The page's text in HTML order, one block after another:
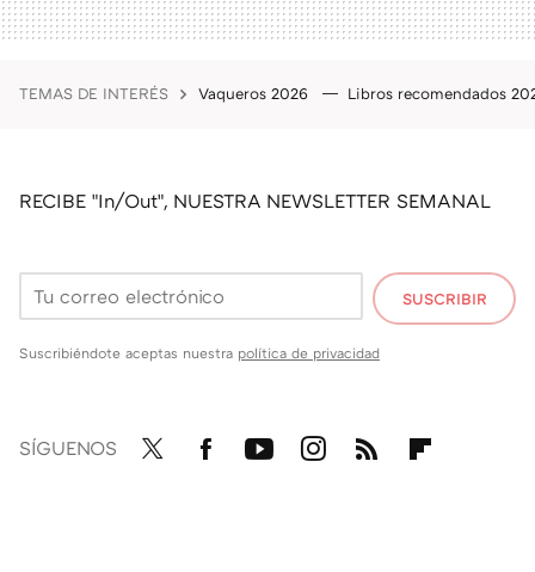
TEMAS DE INTERÉS Vaqueros 2026 Libros recomendados
RECIBE "In/Out", NUESTRA NEWSLETTER SEMANAL
SUSCRIBIR
Suscribiéndote aceptas nuestra política de privacidad
SÍGUENOS